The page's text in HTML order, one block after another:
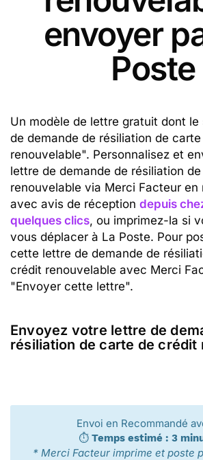
envoyer
Poste
Un modèle de lettre gratuit dont
de demande de résiliation de
renouvelable". Personnalisez et
lettre de demande de résiliation
renouvelable via Merci Facteur en
avec avis de réception depuis
quelques clics, ou imprimez-la si
vous déplacer à La Poste. Pour
cette lettre de demande de
crédit renouvelable avec Merci
"Envoyer cette lettre".
Envoyez votre lettre de
résiliation de carte de crédit
Envoi en Recommandé
⏱️ Temps estimé : 3
* Merci Facteur imprime et poste